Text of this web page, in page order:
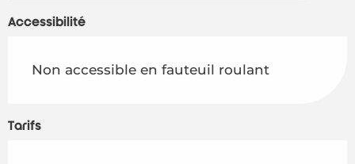
Accessibilité
Non accessible en fauteuil roulant
Tarifs